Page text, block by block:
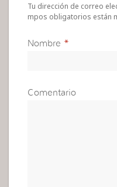
Tu dirección de correo
mpos obligatorios están
Nombre *
Comentario